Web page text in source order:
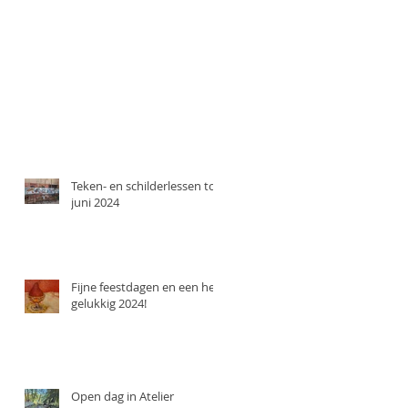
Teken- en schilderlessen tot
juni 2024
Fijne feestdagen en een heel
gelukkig 2024!
Open dag in Atelier